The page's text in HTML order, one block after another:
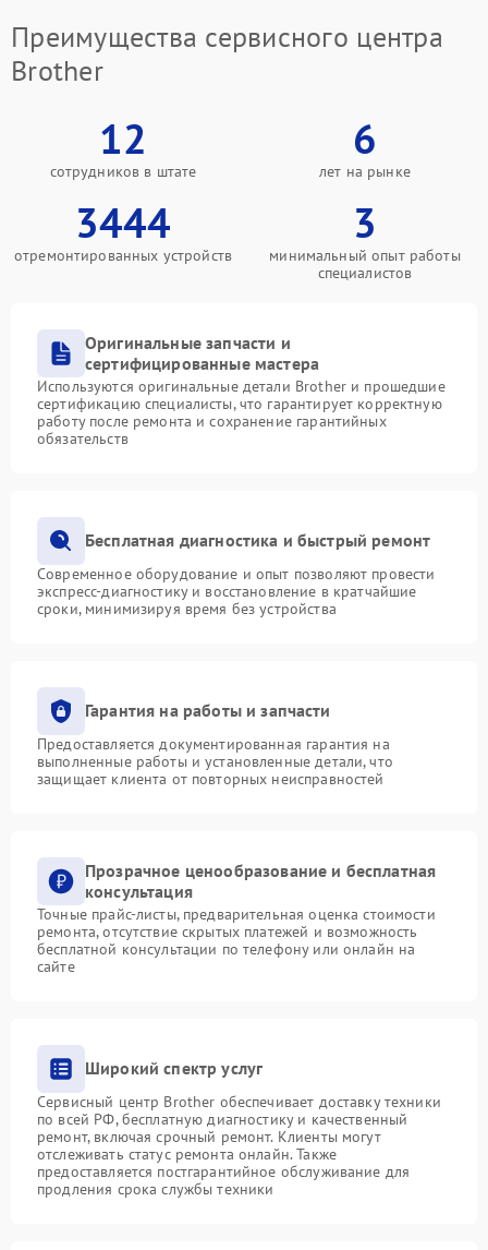
Преимущества сервисного центра
Brother
12
сотрудников в штате
6
лет на рынке
3444
отремонтированных устройств
3
минимальный опыт работы
специалистов
Оригинальные запчасти и
сертифицированные мастера
Используются оригинальные детали Brother и прошедшие
сертификацию специалисты, что гарантирует корректную
работу после ремонта и сохранение гарантийных
обязательств
Бесплатная диагностика и быстрый ремонт
Современное оборудование и опыт позволяют провести
экспресс-диагностику и восстановление в кратчайшие
сроки, минимизируя время без устройства
Гарантия на работы и запчасти
Предоставляется документированная гарантия на
выполненные работы и установленные детали, что
защищает клиента от повторных неисправностей
Прозрачное ценообразование и бесплатная
консультация
Точные прайс-листы, предварительная оценка стоимости
ремонта, отсутствие скрытых платежей и возможность
бесплатной консультации по телефону или онлайн на
сайте
Широкий спектр услуг
Сервисный центр Brother обеспечивает доставку техники
по всей РФ, бесплатную диагностику и качественный
ремонт, включая срочный ремонт. Клиенты могут
отслеживать статус ремонта онлайн. Также
предоставляется постгарантийное обслуживание для
продления срока службы техники